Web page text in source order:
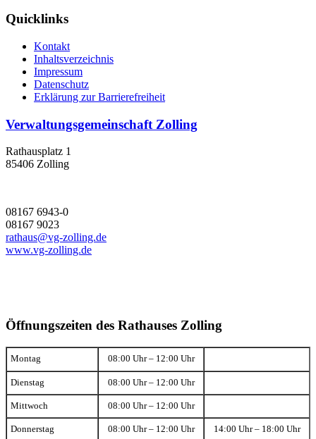
Quicklinks
Kontakt
Inhaltsverzeichnis
Impressum
Datenschutz
Erklärung zur Barrierefreiheit
Verwaltungsgemeinschaft Zolling
Rathausplatz 1
85406 Zolling
08167 6943-0
08167 9023
rathaus@vg-zolling.de
www.vg-zolling.de
Öffnungszeiten des Rathauses Zolling
Montag 08:00 Uhr – 12:00 Uhr
Dienstag 08:00 Uhr – 12:00 Uhr
Mittwoch 08:00 Uhr – 12:00 Uhr
Donnerstag 08:00 Uhr – 12:00 Uhr 14:00 Uhr – 18:00 Uhr